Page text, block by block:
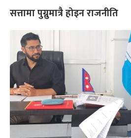
सत्तामा पुग्नुमात्रै होइन राजनीति